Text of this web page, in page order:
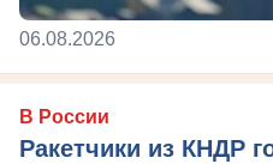
06.08.2026
В России
Ракетчики из КНДР